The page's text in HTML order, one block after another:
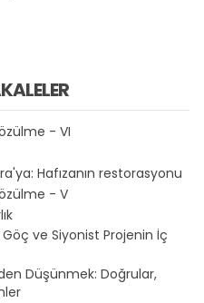
- VI
Hafızanın restorasyonu
- V
Göç ve Siyonist Projenin İç
Düşünmek: Doğrular,